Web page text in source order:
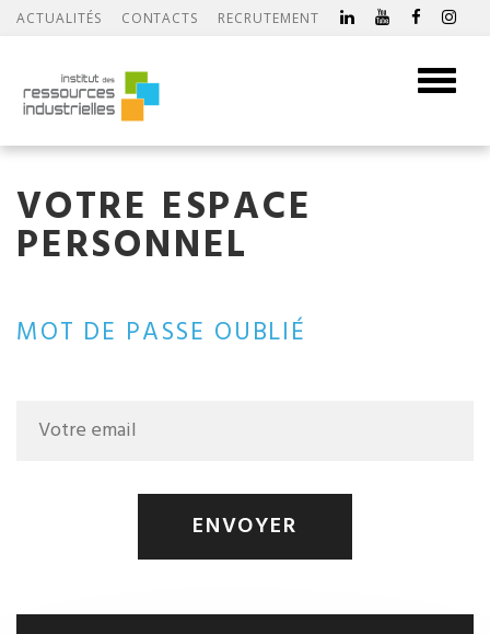
ACTUALITÉS CONTACTS RECRUTEMENT
Toggle
VOTRE ESPACE
PERSONNEL
MOT DE PASSE OUBLIÉ
ENVOYER